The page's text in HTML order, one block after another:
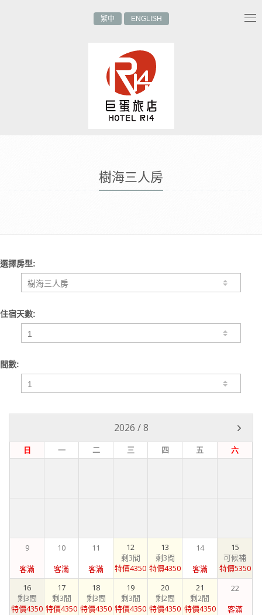
繁中 ENGLISH
樹海三人房
選擇房型:
住宿天數:
間數:
2026 /8
日 一 二 三 四 五 六
9
客滿
10
客滿
11
客滿
12
剩3間
特價4350
13
剩3間
特價4350
14
客滿
15
可候補
特價5350
16
剩3間
特價4350
17
剩3間
特價4350
18
剩3間
特價4350
19
剩3間
特價4350
20
剩2間
特價4350
21
剩2間
特價4350
22
客滿